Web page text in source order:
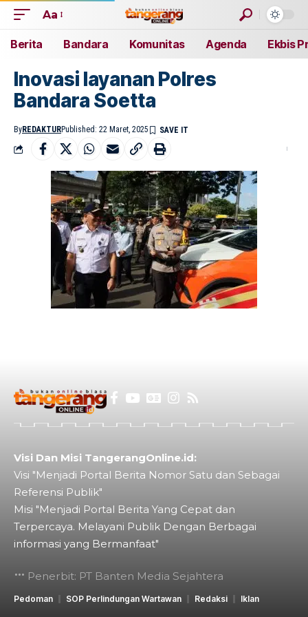
Aa
Berita Bandara Komunitas Agenda Ekbis
Inovasi layanan Polres
Bandara Soetta
ByREDAKTURPublished: 22 Maret, 2025
Visi Dan Misi TangerangOnline.id:
Visi "Menjadi Portal Berita Nomor Satu dan Sebagai
Referensi Publik"
Misi "Menjadi Portal Berita Yang Cepat dan
Terpercaya. Melayani Publik Dengan Berbagai
informasi yang Bermanfaat"
Penerbit: PT Banten Media Sejahtera
Pedoman SOP Perlindungan Wartawan Redaksi Iklan